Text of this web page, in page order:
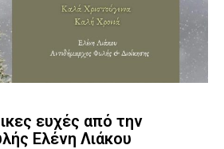
ευχές από την
Ελένη Λιάκου